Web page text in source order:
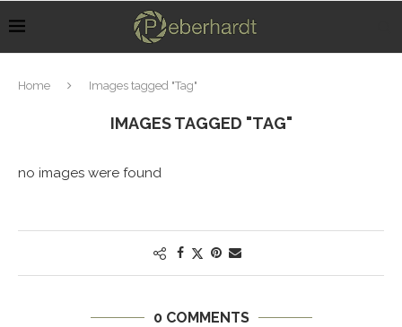
Home Images tagged "Tag"
IMAGES TAGGED "TAG"
no images were found
0 COMMENTS